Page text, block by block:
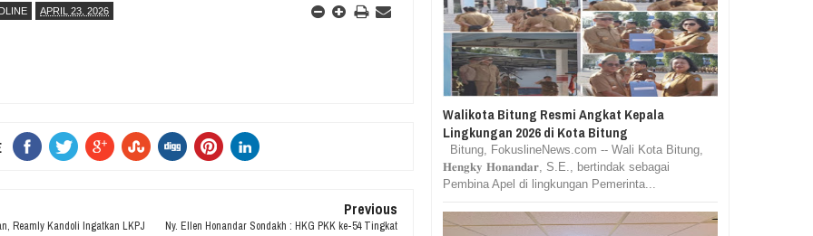
APRIL 23, 2026
Reamly Kandoli Ingatkan LKPJ
Previous
Ny. Ellen Honandar Sondakh : HKG PKK ke-54 Tingkat
Walikota Bitung Resmi Angkat Kepala
Lingkungan 2026 di Kota Bitung
Bitung, FokuslineNews.com -- Wali Kota Bitung,
𝐇𝐞𝐧𝐠𝐤𝐲 𝐇𝐨𝐧𝐚𝐧𝐝𝐚𝐫, S.E., bertindak sebagai
Pembina Apel di lingkungan Pemerinta...